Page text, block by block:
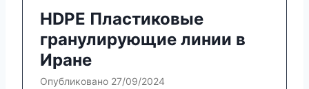
HDPE Пластиковые
гранулирующие линии в
Иране
Опубликовано 27/09/2024